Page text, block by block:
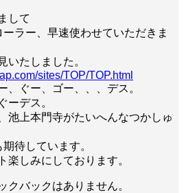
して
ラー、早速使わせていただきま
いたしました。
sites/TOP/TOP.html
、ぐー、ゴー、、、デス。
ーデス。
池上本門寺がたいへんなつかしゅ
待しています。
楽しみにしております。
クバックはありません。